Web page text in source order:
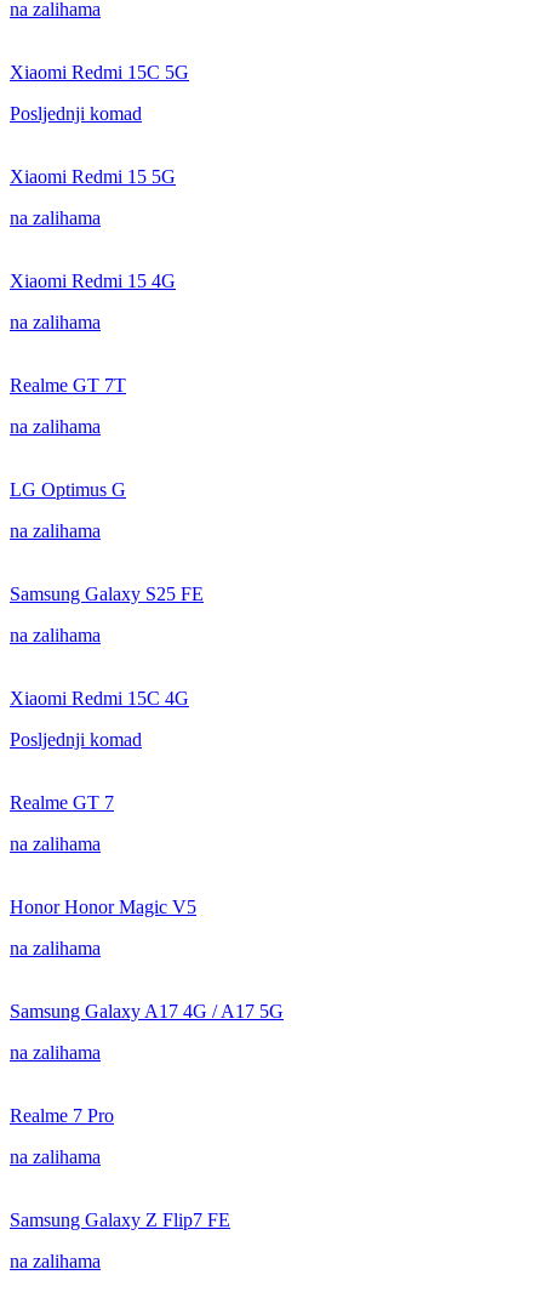
na zalihama
Xiaomi Redmi 15C 5G
Posljednji komad
Xiaomi Redmi 15 5G
na zalihama
Xiaomi Redmi 15 4G
na zalihama
Realme GT 7T
na zalihama
LG Optimus G
na zalihama
Samsung Galaxy S25 FE
na zalihama
Xiaomi Redmi 15C 4G
Posljednji komad
Realme GT 7
na zalihama
Honor Honor Magic V5
na zalihama
Samsung Galaxy A17 4G / A17 5G
na zalihama
Realme 7 Pro
na zalihama
Samsung Galaxy Z Flip7 FE
na zalihama